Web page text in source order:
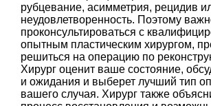
рубцевание, асимметрия, рецидив
неудовлетворенность. Поэтому
проконсультироваться с
опытным пластическим хирургом,
решиться на операцию по
Хирург оценит ваше состояние,
и ожидания и выберет лучший тип
вашего случая. Хирург также